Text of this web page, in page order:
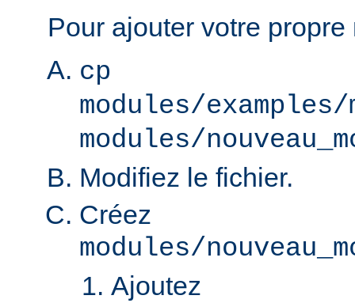
Pour ajouter votre propre
cp
modules/examples/
modules/
Modifiez le fichier.
Créez
modules/
Ajoutez